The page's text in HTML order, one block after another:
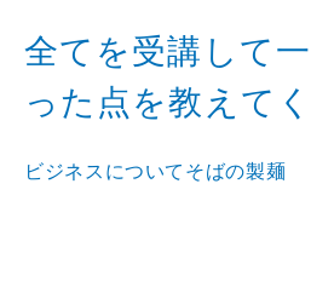
全てを受講して
った点を教えて
ビジネスについてそばの製麺